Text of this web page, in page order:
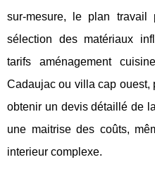
sur-mesure, le plan travail
sélection des matériaux
tarifs aménagement
Cadaujac ou villa cap ouest,
obtenir un devis détaillé de
une maitrise des coûts,
interieur complexe.